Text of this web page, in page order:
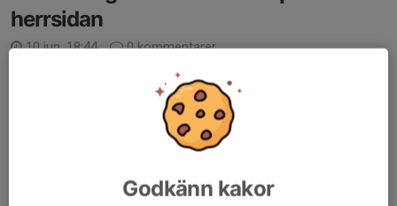
herrsidan
10 jun, 18:44
0 kommentarer
Efter nästa 4 år väljer Toni Kujundzic att sluta som huvudtränare
för herrlaget, samtidigt avslutar även Vedran Vuletic sitt jobb
Damir Spahic, Dennis Forsnor och Dan Johansson tar över laget
Godkänn kakor